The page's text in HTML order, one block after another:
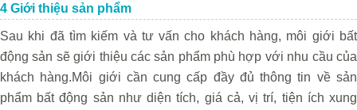
4 Giới thiệu sản phẩm
Sau khi đã tìm kiếm và tư vấn cho khách hàng, môi giới bất
động sản sẽ giới thiệu các sản phẩm phù hợp với nhu cầu của
khách hàng.Môi giới cần cung cấp đầy đủ thông tin về sản
phẩm bất động sản như diện tích, giá cả, vị trí, tiện ích xung